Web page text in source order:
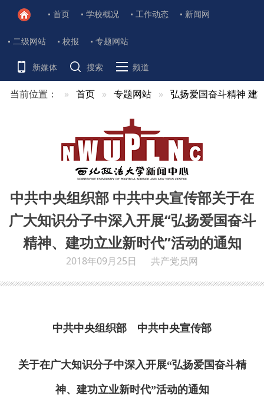
首页 学校概况 工作动态 新闻网
二级网站 校报 专题网站
新媒体 搜索 频道
当前位置： 首页 专题网站 弘扬爱国奋斗精神 建
中共中央组织部 中共中央宣传部关于在
广大知识分子中深入开展“弘扬爱国奋斗
精神、建功立业新时代”活动的通知
2018年09月25日 共产党员网
中共中央组织部 中共中央宣传部
关于在广大知识分子中深入开展“弘扬爱国奋斗精
神、建功立业新时代”活动的通知